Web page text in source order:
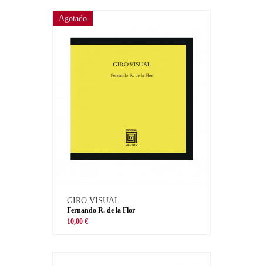
Agotado
GIRO VISUAL
Fernando R. de la Flor
10,00 €